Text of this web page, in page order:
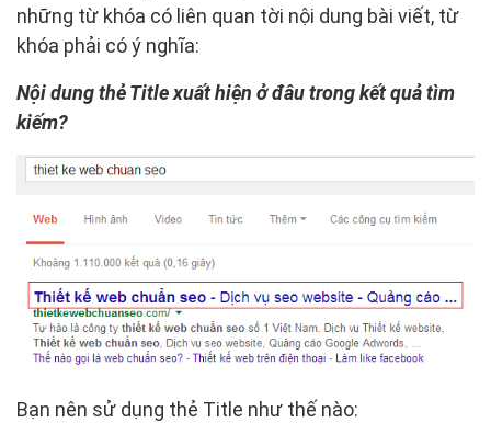
những từ khóa có liên quan tời nội dung bài viết, từ
khóa phải có ý nghĩa:
Nội dung thẻ Title xuất hiện ở đâu trong kết quả tìm
kiếm?
Bạn nên sử dụng thẻ Title như thế nào: